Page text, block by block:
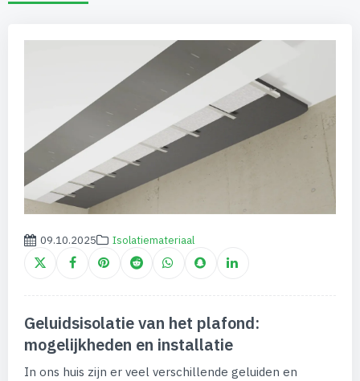
09.10.2025 Isolatiemateriaal
Geluidsisolatie van het plafond:
mogelijkheden en installatie
In ons huis zijn er veel verschillende geluiden en